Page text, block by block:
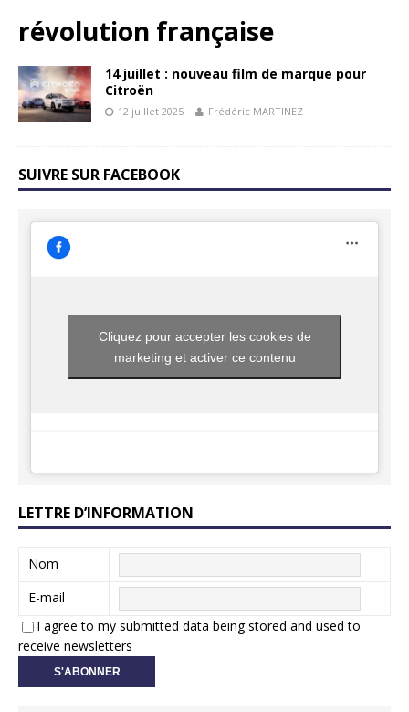
révolution française
14 juillet : nouveau film de marque pour
Citroën
12 juillet 2025 Frédéric MARTINEZ
SUIVRE SUR FACEBOOK
Cliquez pour accepter les cookies de
marketing et activer ce contenu
LETTRE D’INFORMATION
Nom
E-mail
I agree to my submitted data being stored and used to
receive newsletters